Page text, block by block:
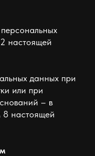
настоящей
данных при
или при
– в
8 настоящей